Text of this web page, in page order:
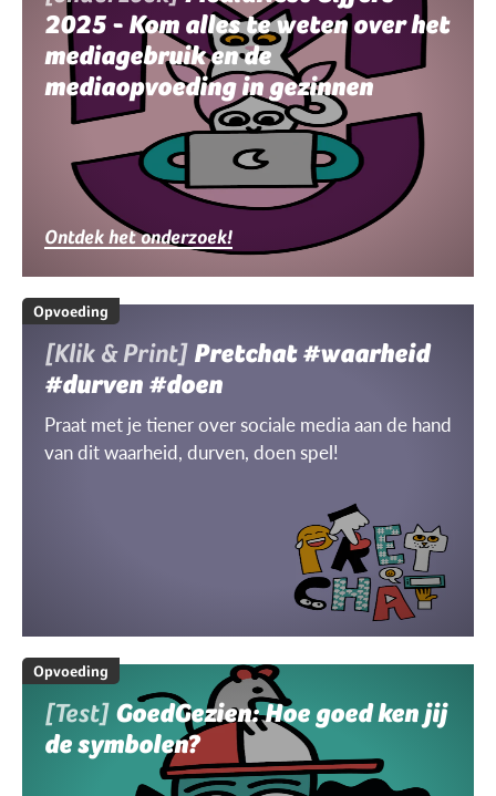
2025 - Kom alles te weten over het
mediagebruik en de
mediaopvoeding in gezinnen
Ontdek het onderzoek!
Opvoeding
[Klik & Print] Pretchat #waarheid
#durven #doen
Praat met je tiener over sociale media aan de hand
van dit waarheid, durven, doen spel!
Opvoeding
[Test] GoedGezien: Hoe goed ken jij
de symbolen?